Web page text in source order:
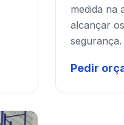
medida na
alcançar
segurança.
Pedir